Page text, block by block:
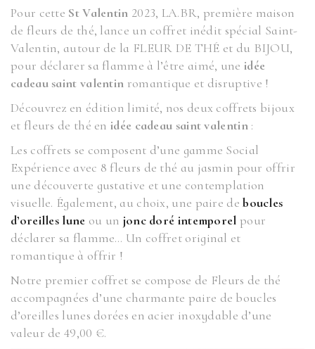
Pour cette St Valentin 2023, LA.BR, première maison
de fleurs de thé, lance un coffret inédit spécial Saint-
Valentin, autour de la FLEUR DE THÉ et du BIJOU,
pour déclarer sa flamme à l’être aimé, une idée
cadeau saint valentin romantique et disruptive !
Découvrez en édition limité, nos deux coffrets bijoux
et fleurs de thé enidée cadeau saint valentin:
Les coffrets se composent d’une gamme Social
Expérience avec 8 fleurs de thé au jasmin pour offrir
une découverte gustative et une contemplation
visuelle. Également, au choix, une paire deboucles
d’oreilles lune ou un jonc doré intemporel pour
déclarer sa flamme… Un coffret original et
romantique à offrir !
Notre premier coffret se compose de Fleurs de thé
accompagnées d’une charmante paire de boucles
d’oreilles lunes dorées en acier inoxydable d’une
valeur de 49,00 €.